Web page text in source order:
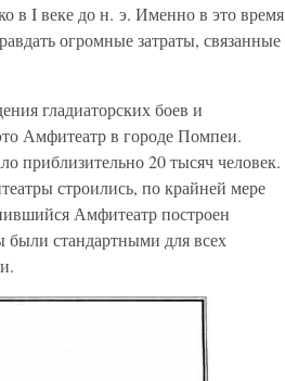
в I веке до н. э. Именно в это время
огромные затраты, связанные
гладиаторских боев и
Амфитеатр в городе Помпеи.
приблизительно 20 тысяч человек.
строились, по крайней мере
Амфитеатр построен
были стандартными для всех